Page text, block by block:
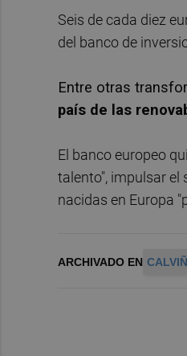
Seis de cada diez
del banco de
Entre otras
país de las
El banco europeo
talento", impulsar el
nacidas en Europa
ARCHIVADO EN